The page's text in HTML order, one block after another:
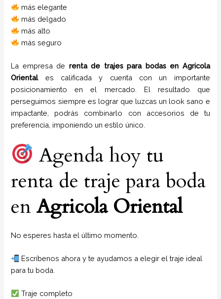
más elegante
más delgado
más alto
más seguro
La empresa de renta de trajes para bodas en Agricola
Oriental
es calificada y cuenta con un importante
posicionamiento en el mercado. El resultado que
perseguimos siempre es lograr que luzcas un look sano e
impactante, podrás combinarlo con accesorios de tu
preferencia, imponiendo un estilo único.
Agenda hoy tu
renta de traje para boda
enAgricola Oriental
No esperes hasta el último momento.
Escríbenos ahora y te ayudamos a elegir el traje ideal
para tu boda.
Traje completo